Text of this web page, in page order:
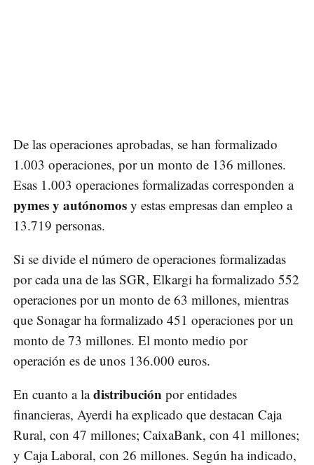
De las operaciones aprobadas, se han formalizado
1.003 operaciones, por un monto de 136 millones.
Esas 1.003 operaciones formalizadas corresponden a
pymes y autónomos y estas empresas dan empleo a
13.719 personas.
Si se divide el número de operaciones formalizadas
por cada una de las SGR, Elkargi ha formalizado 552
operaciones por un monto de 63 millones, mientras
que Sonagar ha formalizado 451 operaciones por un
monto de 73 millones. El monto medio por
operación es de unos 136.000 euros.
En cuanto a ladistribución por entidades
financieras, Ayerdi ha explicado que destacan Caja
Rural, con 47 millones; CaixaBank, con 41 millones;
y Caja Laboral, con 26 millones. Según ha indicado,